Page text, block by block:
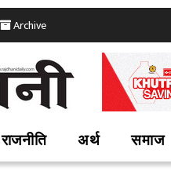
Archive
राजनीति अर्थ समाज